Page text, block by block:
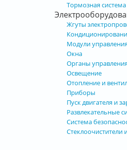
Тормозная система
Жгуты
Модули
Окна
Органы
Освещение
Отопление и
Приборы
Пуск двигателя и
Развлекательные
Система
Стеклоочистители